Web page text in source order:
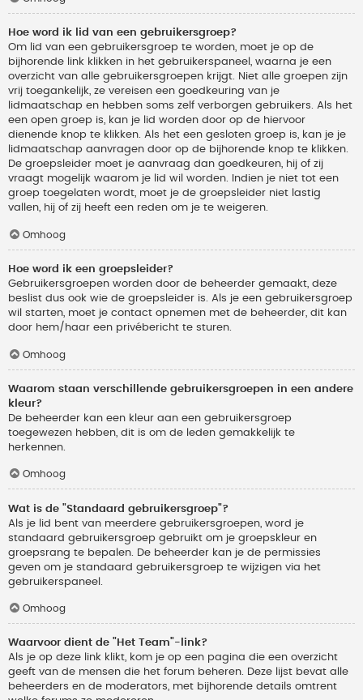
Hoe word ik lid van een gebruikersgroep?
Om lid van een gebruikersgroep te worden, moet je op de
bijhorende link klikken in het gebruikerspaneel, waarna je een
overzicht van alle gebruikersgroepen krijgt. Niet alle groepen zijn
vrij toegankelijk, ze vereisen een goedkeuring van je
lidmaatschap en hebben soms zelf verborgen gebruikers. Als het
een open groep is, kan je lid worden door op de hiervoor
dienende knop te klikken. Als het een gesloten groep is, kan je je
lidmaatschap aanvragen door op de bijhorende knop te klikken.
De groepsleider moet je aanvraag dan goedkeuren, hij of zij
vraagt mogelijk waarom je lid wil worden. Indien je niet tot een
groep toegelaten wordt, moet je de groepsleider niet lastig
vallen, hij of zij heeft een reden om je te weigeren.
Omhoog
Hoe word ik een groepsleider?
Gebruikersgroepen worden door de beheerder gemaakt, deze
beslist dus ook wie de groepsleider is. Als je een gebruikersgroep
wil starten, moet je contact opnemen met de beheerder, dit kan
door hem/haar een privébericht te sturen.
Omhoog
Waarom staan verschillende gebruikersgroepen in een andere
kleur?
De beheerder kan een kleur aan een gebruikersgroep
toegewezen hebben, dit is om de leden gemakkelijk te
herkennen.
Omhoog
Wat is de "Standaard gebruikersgroep"?
Als je lid bent van meerdere gebruikersgroepen, word je
standaard gebruikersgroep gebruikt om je groepskleur en
groepsrang te bepalen. De beheerder kan je de permissies
geven om je standaard gebruikersgroep te wijzigen via het
gebruikerspaneel.
Omhoog
Waarvoor dient de "Het Team"-link?
Als je op deze link klikt, kom je op een pagina die een overzicht
geeft van de mensen die het forum beheren. Deze lijst bevat alle
beheerders en de moderators, met bijhorende details omtrent